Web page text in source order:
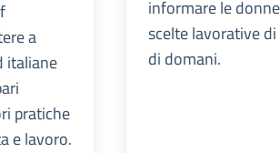
a
italiane
pratiche
e lavoro.
informare le
scelte lavorative
di domani.